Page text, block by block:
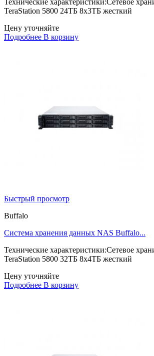
Технические характеристики:Сетевое
TeraStation 5800 24ТБ 8x3ТБ жесткий
Цену уточняйте
Подробнее В корзину
Быстрый просмотр
Buffalo
Система хранения данных NAS Buffalo...
Технические характеристики:Сетевое
TeraStation 5800 32ТБ 8x4ТБ жесткий
Цену уточняйте
Подробнее В корзину